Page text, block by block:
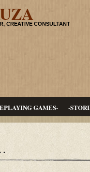
CREATIVE CONSULTANT
GAMES- -